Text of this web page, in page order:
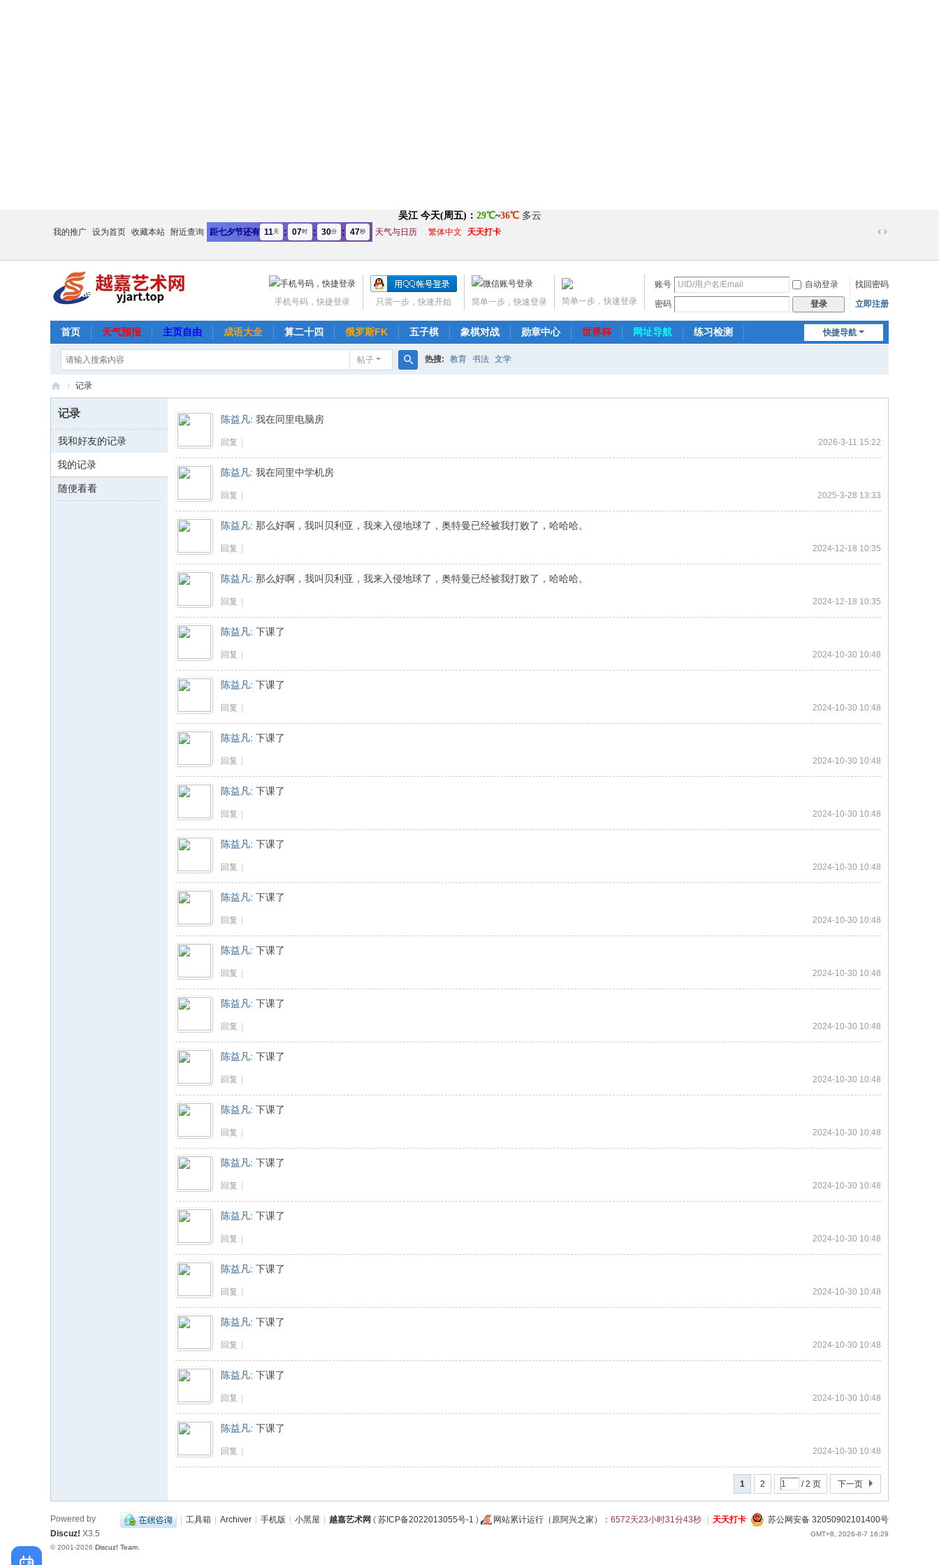
我的推广 设为首页 收藏本站 附近查询 距七夕节还有 11天 : 07时 : 30分 : 47秒 天气与日历 繁体中文 天天打卡
换
宽
账号 自动登录
找回密码
密码
登录 立即注册
简单一步，快速登录
简单一步，快速登录
只需一步，快速开始
手机号码，快捷登录
快捷导航
首页 天气预报 主页自由 成语大全 算二十四 俄罗斯FK 五子棋 象棋对战 勋章中心 世界杯 网址导航
练习检测
帖子
索
热搜: 教育 书法 文学
越
艺
术
网
› 记录
记录
我和好友的记录
我的记录
随便看看
陈益凡: 我在同里电脑房
2026-3-11 15:22
回复
陈益凡: 我在同里中学机房
2025-3-28 13:33
回复
陈益凡: 那么好啊，我叫贝利亚，我来入侵地球了，奥特曼已经被我打败了，哈哈哈。
2024-12-18 10:35
回复
陈益凡: 那么好啊，我叫贝利亚，我来入侵地球了，奥特曼已经被我打败了，哈哈哈。
2024-12-18 10:35
回复
陈益凡: 下课了
2024-10-30 10:48
回复
陈益凡: 下课了
2024-10-30 10:48
回复
陈益凡: 下课了
2024-10-30 10:48
回复
陈益凡: 下课了
2024-10-30 10:48
回复
陈益凡: 下课了
2024-10-30 10:48
回复
陈益凡: 下课了
2024-10-30 10:48
回复
陈益凡: 下课了
2024-10-30 10:48
回复
陈益凡: 下课了
2024-10-30 10:48
回复
陈益凡: 下课了
2024-10-30 10:48
回复
陈益凡: 下课了
2024-10-30 10:48
回复
陈益凡: 下课了
2024-10-30 10:48
回复
陈益凡: 下课了
2024-10-30 10:48
回复
陈益凡: 下课了
2024-10-30 10:48
回复
陈益凡: 下课了
2024-10-30 10:48
回复
陈益凡: 下课了
2024-10-30 10:48
回复
陈益凡: 下课了
2024-10-30 10:48
回复
1 2 / 2 页 下一页
| 工具箱 | Archiver | 手机版 | 小黑屋 | 越嘉艺术网 ( 苏ICP备2022013055号-1 ) 网站累计运行（原阿兴之家）： 6572天23小时31分44秒 | 天天打卡 苏公网安备 32050902101400号
GMT+8, 2026-8-7 16:29
Powered by
Discuz! X3.5
© 2001-2026 Discuz! Team